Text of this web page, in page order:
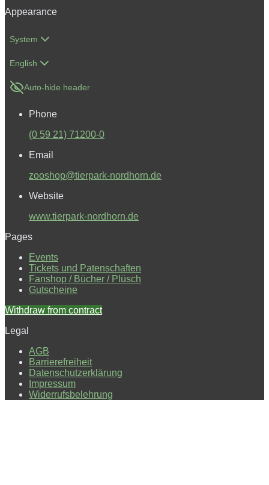
Appearance
System
English
Auto-hide header
Phone
(0 59 21) 71200-0
Email
zooshop@tierpark-nordhorn.de
Website
www.tierpark-nordhorn.de
Pages
Events
Tickets und Patenschaften
Fanshop / Bücher / Plüsch
Gutscheine
Withdraw from contract
Legal
AGB
Barrierefreiheit
Datenschutzerklärung
Impressum
Widerrufsbelehrung